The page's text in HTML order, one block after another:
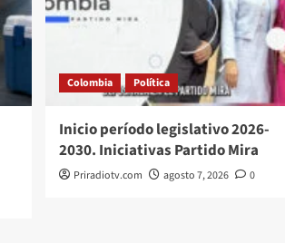
Colombia Política
Inicio período legislativo 2026-
2030. Iniciativas Partido Mira
Priradiotv.com agosto 7, 2026 0